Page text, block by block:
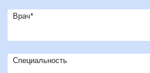
Врач*
Специальность